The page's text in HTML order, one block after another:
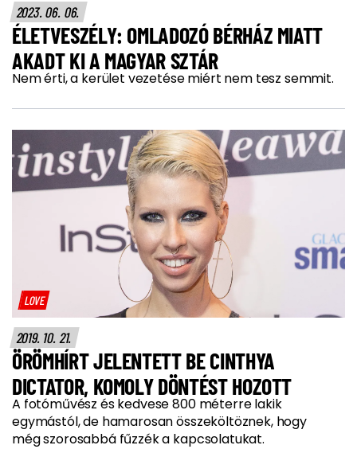
2023. 06. 06.
ÉLETVESZÉLY: OMLADOZÓ BÉRHÁZ MIATT
AKADT KI A MAGYAR SZTÁR
Nem érti, a kerület vezetése miért nem tesz semmit.
LOVE
2019. 10. 21.
ÖRÖMHÍRT JELENTETT BE CINTHYA
DICTATOR, KOMOLY DÖNTÉST HOZOTT
A fotóművész és kedvese 800 méterre lakik
egymástól, de hamarosan összeköltöznek, hogy
még szorosabbá fűzzék a kapcsolatukat.